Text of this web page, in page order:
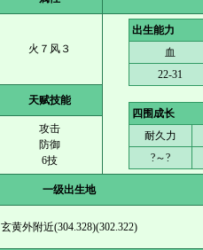
火７风３
出生能力
血
22-31
四围成长
耐久力
?～?
天赋技能
攻击
防御
6技
一级出生地
玄黄外附近(304.328)(302.322)